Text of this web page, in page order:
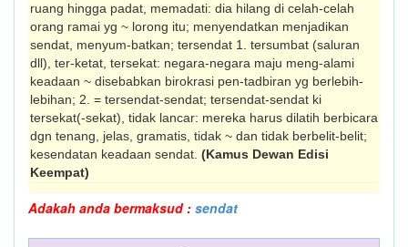
ruang hingga padat, memadati: dia hilang di celah-celah
orang ramai yg ~ lorong itu; menyendatkan menjadikan
sendat, me­nyum-batkan; tersendat 1. tersumbat (saluran
dll), ter-ketat, tersekat: negara-negara maju meng-alami
keadaan ~ disebabkan birokrasi pen-tadbiran yg berlebih-
lebihan; 2. = tersendat-sendat; tersendat-sendat ki
tersekat(-sekat), tidak lancar: mereka harus dilatih berbicara
dgn tenang, jelas, gramatis, tidak ~ dan tidak berbelit-belit;
kesendatan keadaan sendat. (Kamus Dewan Edisi
Keempat)
Adakah anda bermaksud : sendat